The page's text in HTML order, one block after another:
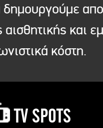
δημουργούμε
και
κόστη.
TV SPOTS